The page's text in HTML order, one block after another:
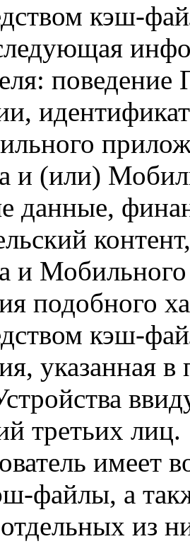
кэш-
и (или)
данные,
и
подобного
кэш-
указанная в
третьих лиц.
имеет
файлы, а
из